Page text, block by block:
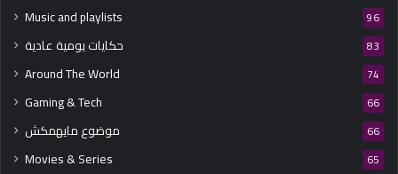
Music and playlists 96
حكايات يومية عادية 83
Around The World 74
Gaming & Tech 66
موضوع مايهمكش 66
Movies & Series 65